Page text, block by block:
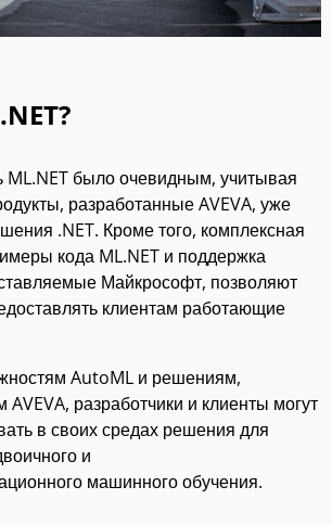
ML.NET было очевидным, учитывая
разработанные AVEVA, уже
.NET. Кроме того, комплексная
кода ML.NET и поддержка
Майкрософт, позволяют
клиентам работающие
AutoML и решениям,
разработчики и клиенты могут
в своих средах решения для
и
машинного обучения.